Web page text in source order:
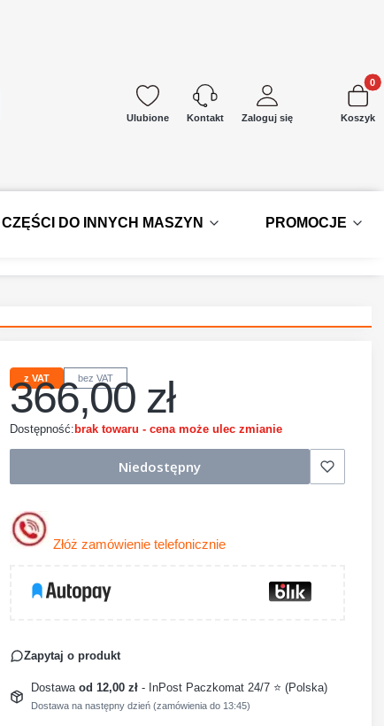
Ulubione Kontakt Zaloguj się Koszyk
CZĘŚCI DO INNYCH MASZYN PROMOCJE
z VAT bez VAT
Cena
366,00 zł
Dostępność:brak towaru - cena może ulec zmianie
Niedostępny
Złóż zamówienie telefonicznie
Zapytaj o produkt
Dostawa od 12,00 zł - InPost Paczkomat 24/7 ⭐ (Polska)
Dostawa na następny dzień (zamówienia do 13:45)